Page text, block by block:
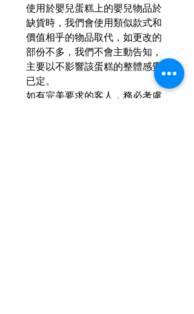
使用於嬰兒蛋糕上的嬰兒物品於
缺貨時，我們會使用類似款式和
價值相乎的物品取代，如更改的
部份不多，我們不會主動告知，
主要以不影響該蛋糕的整體感覺
已定。
如有完美要求的客人，務必考慮